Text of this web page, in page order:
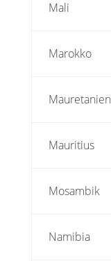
Mali
Marokko
Mauretanien
Mauritius
Mosambik
Namibia